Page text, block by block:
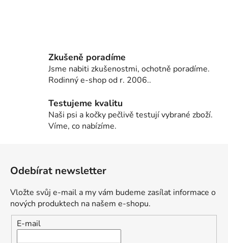
Zkušeně poradíme
Jsme nabiti zkušenostmi, ochotně poradíme.
Rodinný e-shop od r. 2006..
Testujeme kvalitu
Naši psi a kočky pečlivě testují vybrané zboží.
Víme, co nabízíme.
Odebírat newsletter
Vložte svůj e-mail a my vám budeme zasílat informace o
nových produktech na našem e-shopu.
E-mail